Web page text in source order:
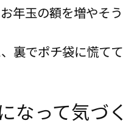
年玉の額を増やそ
裏でポチ袋に慌て
なって気づ